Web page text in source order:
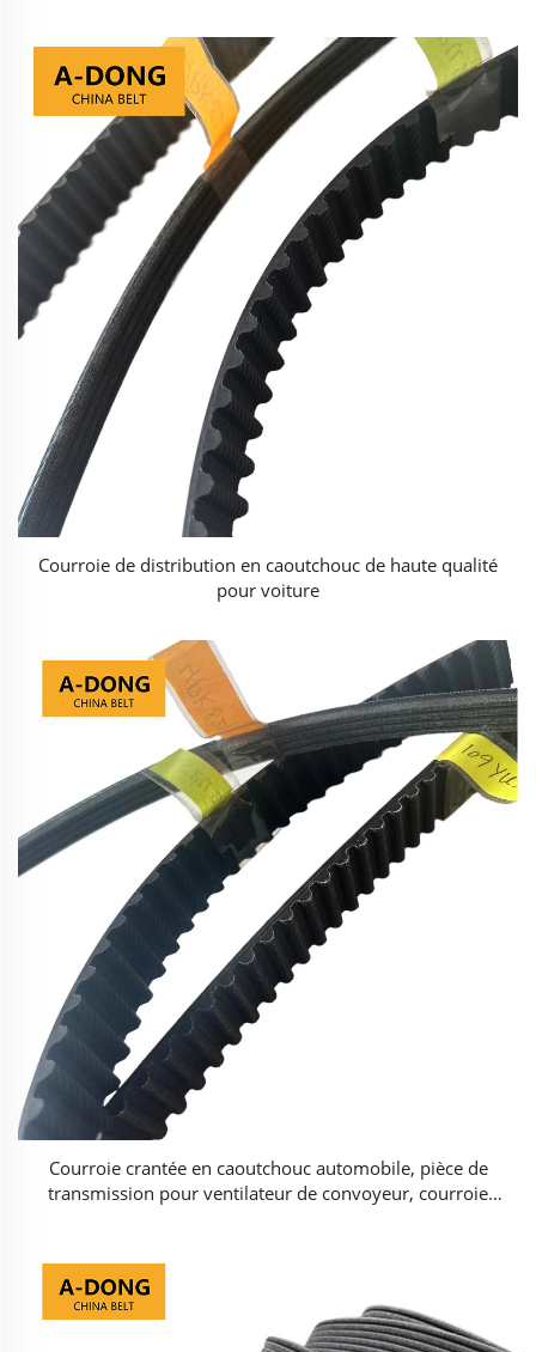
Courroie de distribution en caoutchouc de haute qualité
pour voiture
Courroie crantée en caoutchouc automobile, pièce de
transmission pour ventilateur de convoyeur, courroie